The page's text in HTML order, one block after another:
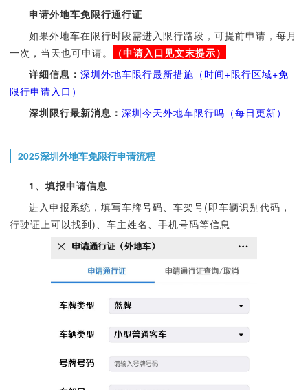
申请外地车免限行通行证
如果外地车在限行时段需进入限行路段，可提前申请，每月
一次，当天也可申请。
（申请入口见文末提示）
详细信息： 深圳外地车限行最新措施（时间+限行区域+免
限行申请入口）
深圳限行最新消息： 深圳今天外地车限行吗（每日更新）
2025深圳外地车免限行申请流程
1 、填报申请信息
进入申报系统，填写车牌号码、车架号(即车辆识别代码，
行驶证上可以找到)、车主姓名、手机号码等信息